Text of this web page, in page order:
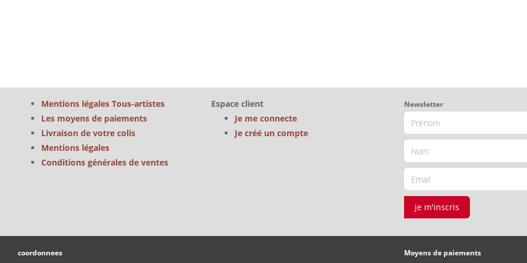
Mentions légales Tous-artistes
Les moyens de paiements
Livraison de votre colis
Mentions légales
Conditions générales de ventes
Espace client
Je me connecte
Je créé un compte
Newsletter
je m'inscris
coordonnees Moyens de paiements